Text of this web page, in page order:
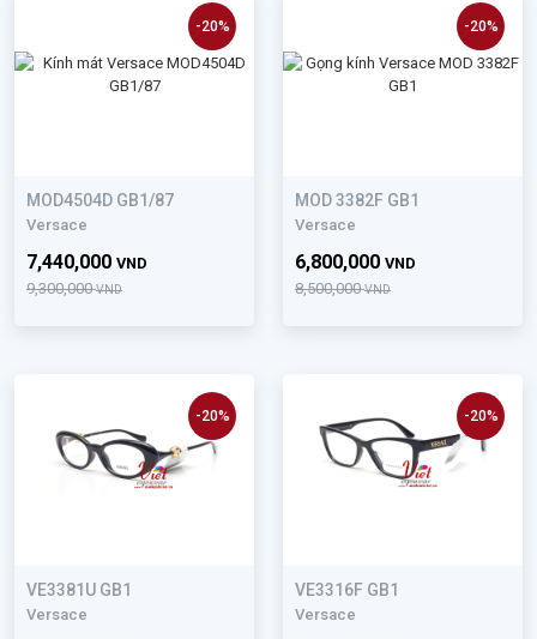
MOD4504D GB1/87
Versace
9,300,000VND
7,440,000 VND
-20%
MOD 3382F GB1
Versace
8,500,000VND
6,800,000 VND
-20%
VE3381U GB1
Versace
-20%
VE3316F GB1
Versace
-20%